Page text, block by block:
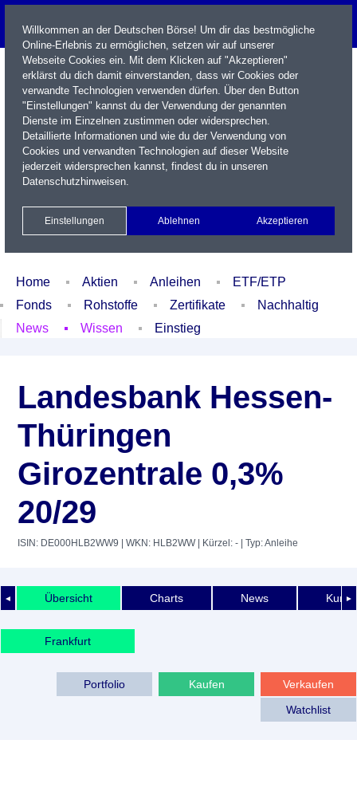
Name / WKN / ISIN / Kürzel
Xetra Realtime
Watchlist Portfolio Login
Home Aktien Anleihen
ETF/ETP
Fonds
Rohstoffe Zertifikate
Nachhaltig
News
Wissen Einstieg
Landesbank Hessen-
Thüringen
Girozentrale 0,3%
20/29
ISIN: DE000HLB2WW9 | WKN: HLB2WW| Kürzel: - | Typ: Anleihe
◄ ►
Übersicht Charts News
Frankfurt
Verkaufen
Kaufen
Portfolio
Watchlist
Willkommen an der Deutschen Börse! Um dir das bestmögliche
Online-Erlebnis zu ermöglichen, setzen wir auf unserer
Webseite Cookies ein. Mit dem Klicken auf "Akzeptieren"
erklärst du dich damit einverstanden, dass wir Cookies oder
verwandte Technologien verwenden dürfen. Über den Button
"Einstellungen" kannst du der Verwendung der genannten
Dienste im Einzelnen zustimmen oder widersprechen.
Detaillierte Informationen und wie du der Verwendung von
Cookies und verwandten Technologien auf dieser Website
jederzeit widersprechen kannst, findest du in unseren
Datenschutzhinweisen.
Einstellungen Ablehnen Akzeptieren